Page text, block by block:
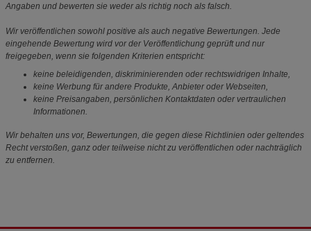
Angaben und bewerten sie weder als richtig noch als falsch.
Wir veröffentlichen sowohl positive als auch negative Bewertungen. Jede
eingehende Bewertung wird vor der Veröffentlichung geprüft und nur
freigegeben, wenn sie folgenden Kriterien entspricht:
keine beleidigenden, diskriminierenden oder rechtswidrigen Inhalte,
keine Werbung für andere Produkte, Anbieter oder Webseiten,
keine Preisangaben, persönlichen Kontaktdaten oder vertraulichen
Informationen.
Wir behalten uns vor, Bewertungen, die gegen diese Richtlinien oder geltendes
Recht verstoßen, ganz oder teilweise nicht zu veröffentlichen oder nachträglich
zu entfernen.